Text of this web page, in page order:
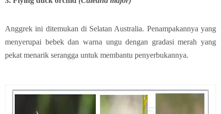
Anggrek ini ditemukan di Selatan Australia. Penampakannya yang
menyerupai bebek dan warna ungu dengan gradasi merah yang
pekat menarik serangga untuk membantu penyerbukannya.